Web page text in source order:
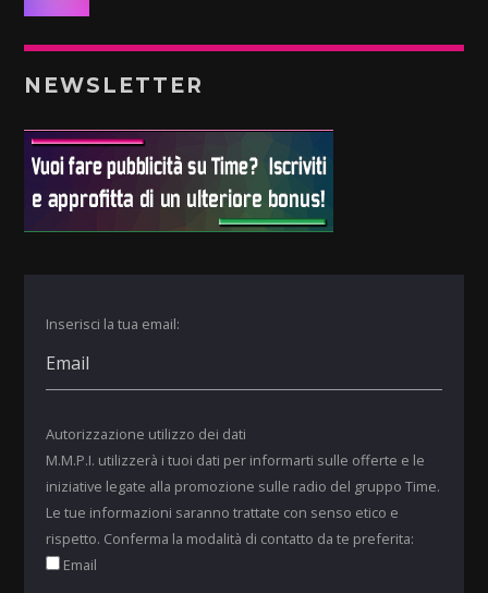
NEWSLETTER
Inserisci la tua email:
Autorizzazione utilizzo dei dati
M.M.P.I. utilizzerà i tuoi dati per informarti sulle offerte e le
iniziative legate alla promozione sulle radio del gruppo Time.
Le tue informazioni saranno trattate con senso etico e
rispetto. Conferma la modalità di contatto da te preferita:
Email